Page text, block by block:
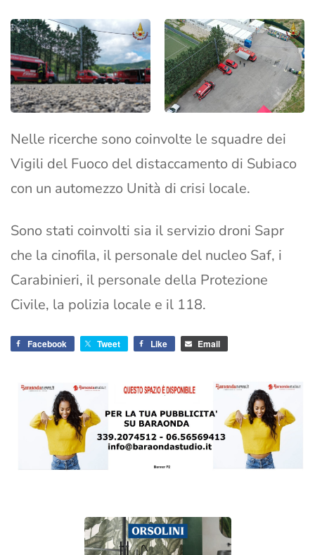
Nelle ricerche sono coinvolte le squadre dei
Vigili del Fuoco del distaccamento di Subiaco
con un automezzo Unità di crisi locale.
Sono stati coinvolti sia il servizio droni Sapr
che la cinofila, il personale del nucleo Saf, i
Carabinieri, il personale della Protezione
Civile, la polizia locale e il 118.
Facebook Tweet Like Email